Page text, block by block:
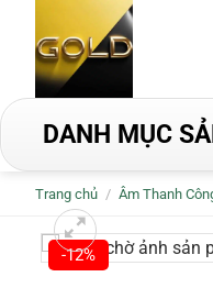
dung
DANH MỤC
Trang chủ / Âm Thanh
-12%